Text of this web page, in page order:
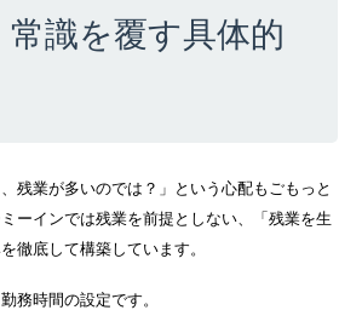
識を覆す具体的
残業が多いのでは？」という心配もごもっと
ーインでは残業を前提としない、「残業を生
徹底して構築しています。
務時間の設定です。